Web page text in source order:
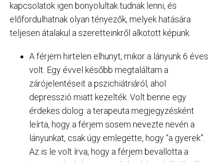
kapcsolatok igen bonyolultak tudnak lenni, és
előfordulhatnak olyan tényezők, melyek hatására
teljesen átalakul a szeretteinkről alkotott képünk.
A férjem hirtelen elhunyt, mikor a lányunk 6 éves
volt. Egy évvel később megtaláltam a
zárójelentéseit a pszichiátriáról, ahol
depresszió miatt kezelték. Volt benne egy
érdekes dolog: a terapeuta megjegyzésként
leírta, hogy a férjem sosem nevezte nevén a
lányunkat, csak úgy emlegette, hogy “a gyerek”.
Az is le volt írva, hogy a férjem bevallotta a